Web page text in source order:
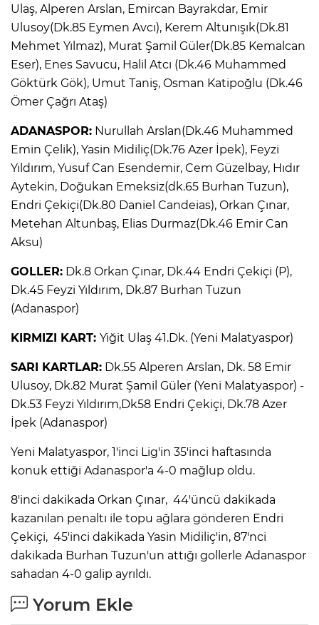
Ulaş, Alperen Arslan, Emircan Bayrakdar, Emir
Ulusoy(Dk.85 Eymen Avcı), Kerem Altunışık(Dk.81
Mehmet Yılmaz), Murat Şamil Güler(Dk.85 Kemalcan
Eser), Enes Savucu, Halil Atcı (Dk.46 Muhammed
Göktürk Gök), Umut Taniş, Osman Katipoğlu (Dk.46
Ömer Çağrı Ataş)
ADANASPOR: Nurullah Arslan(Dk.46 Muhammed
Emin Çelik), Yasin Midiliç(Dk.76 Azer İpek), Feyzi
Yıldırım, Yusuf Can Esendemir, Cem Güzelbay, Hıdır
Aytekin, Doğukan Emeksiz(dk.65 Burhan Tuzun),
Endri Çekiçi(Dk.80 Daniel Candeias), Orkan Çınar,
Metehan Altunbaş, Elias Durmaz(Dk.46 Emir Can
Aksu)
GOLLER: Dk.8 Orkan Çınar, Dk.44 Endri Çekiçi (P),
Dk.45 Feyzi Yıldırım, Dk.87 Burhan Tuzun
(Adanaspor)
KIRMIZI KART: Yiğit Ulaş 41.Dk. (Yeni Malatyaspor)
SARI KARTLAR: Dk.55 Alperen Arslan, Dk. 58 Emir
Ulusoy, Dk.82 Murat Şamil Güler (Yeni Malatyaspor) -
Dk.53 Feyzi Yıldırım,Dk58 Endri Çekiçi, Dk.78 Azer
İpek (Adanaspor)
Yeni Malatyaspor, 1'inci Lig'in 35'inci haftasında
konuk ettiği Adanaspor'a 4-0 mağlup oldu.
8'inci dakikada Orkan Çınar, 44'üncü dakikada
kazanılan penaltı ile topu ağlara gönderen Endri
Çekiçi, 45'inci dakikada Yasin Midiliç'in, 87'nci
dakikada Burhan Tuzun'un attığı gollerle Adanaspor
sahadan 4-0 galip ayrıldı.
Yorum Ekle